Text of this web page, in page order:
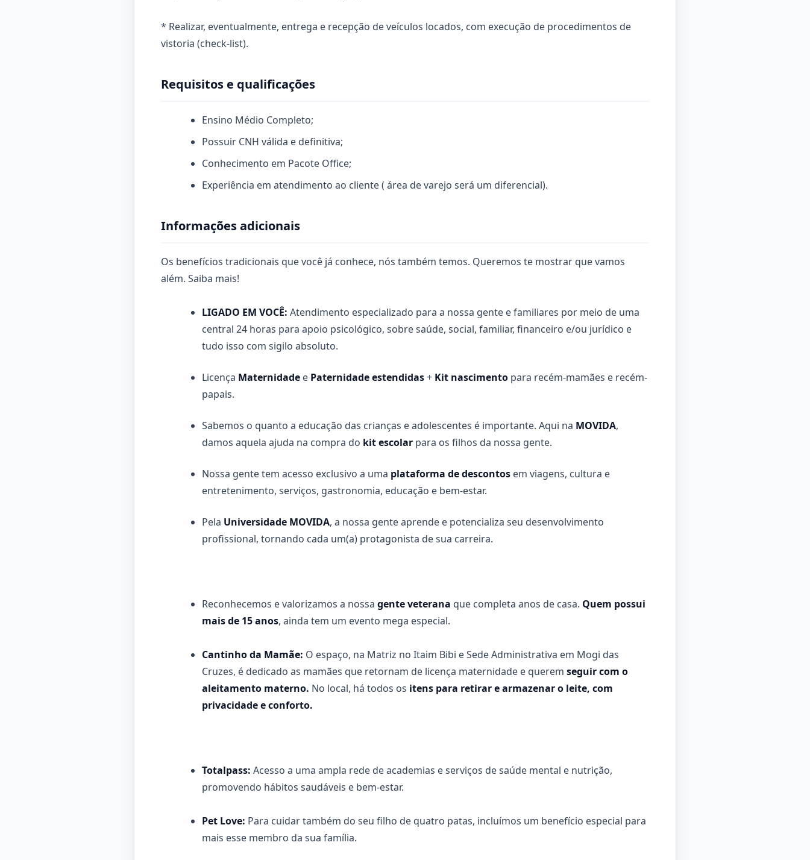
* Realizar, eventualmente, entrega e recepção de veículos locados, com execução de procedimentos de
vistoria (check-list).
Requisitos e qualificações
Ensino Médio Completo;
Possuir CNH válida e definitiva;
Conhecimento em Pacote Office;
Experiência em atendimento ao cliente ( área de varejo será um diferencial).
Informações adicionais
Os benefícios tradicionais que você já conhece, nós também temos. Queremos te mostrar que vamos
além. Saiba mais!
LIGADO EM VOCÊ: Atendimento especializado para a nossa gente e familiares por meio de uma
central 24 horas para apoio psicológico, sobre saúde, social, familiar, financeiro e/ou jurídico e
tudo isso com sigilo absoluto.
Licença Maternidade e Paternidade estendidas+ Kit nascimento para recém-mamães e recém-
papais.
Sabemos o quanto a educação das crianças e adolescentes é importante. Aqui na MOVIDA,
damos aquela ajuda na compra do kit escolar para os filhos da nossa gente.
Nossa gente tem acesso exclusivo a uma plataforma de descontos em viagens, cultura e
entretenimento, serviços, gastronomia, educação e bem-estar.
Pela Universidade MOVIDA, a nossa gente aprende e potencializa seu desenvolvimento
profissional, tornando cada um(a) protagonista de sua carreira.
Reconhecemos e valorizamos a nossa gente veterana que completa anos de casa. Quem possui
mais de 15 anos, ainda tem um evento mega especial.
Cantinho da Mamãe: O espaço, na Matriz no Itaim Bibi e Sede Administrativa em Mogi das
Cruzes, é dedicado as mamães que retornam de licença maternidade e querem seguir com o
aleitamento materno. No local, há todos os itens para retirar e armazenar o leite, com
privacidade e conforto.
Totalpass: Acesso a uma ampla rede de academias e serviços de saúde mental e nutrição,
promovendo hábitos saudáveis e bem-estar.
Pet Love: Para cuidar também do seu filho de quatro patas, incluímos um benefício especial para
mais esse membro da sua família.